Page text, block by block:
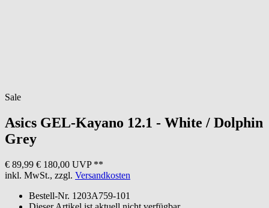
Sale
Asics GEL-Kayano 12.1 - White / Dolphin
Grey
€ 89,99 € 180,00 UVP **
inkl. MwSt., zzgl. Versandkosten
Bestell-Nr. 1203A759-101